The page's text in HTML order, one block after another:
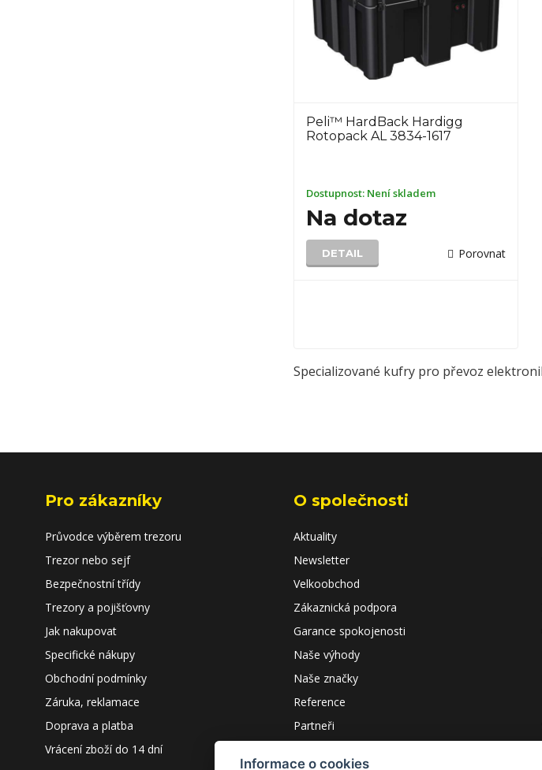
Peli™ HardBack Hardigg
Rotopack AL 3834-1617
Dostupnost: Není skladem
Na dotaz
DETAIL Porovnat
Specializované kufry pro převoz
Pro zákazníky
Průvodce výběrem trezoru
Trezor nebo sejf
Bezpečnostní třídy
Trezory a pojišťovny
Jak nakupovat
Specifické nákupy
Obchodní podmínky
Záruka, reklamace
Doprava a platba
Vrácení zboží do 14 dní
O společnosti
Aktuality
Newsletter
Velkoobchod
Zákaznická podpora
Garance spokojenosti
Naše výhody
Naše značky
Reference
Partneři
Informace o cookies